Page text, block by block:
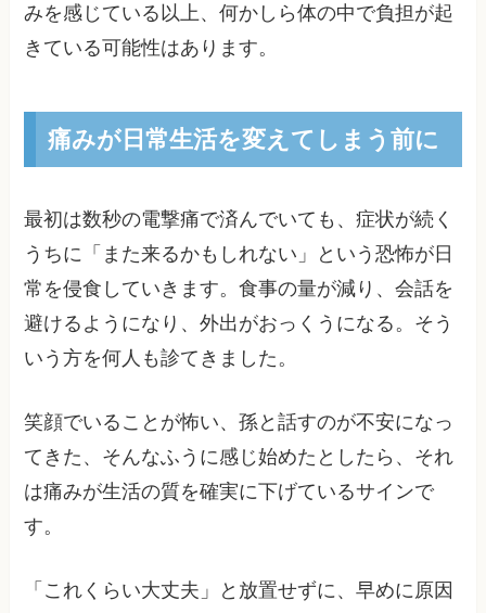
みを感じている以上、何かしら体の中で負担が起
きている可能性はあります。
痛みが日常生活を変えてしまう前に
最初は数秒の電撃痛で済んでいても、症状が続く
うちに「また来るかもしれない」という恐怖が日
常を侵食していきます。食事の量が減り、会話を
避けるようになり、外出がおっくうになる。そう
いう方を何人も診てきました。
笑顔でいることが怖い、孫と話すのが不安になっ
てきた、そんなふうに感じ始めたとしたら、それ
は痛みが生活の質を確実に下げているサインで
す。
「これくらい大丈夫」と放置せずに、早めに原因